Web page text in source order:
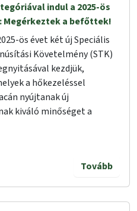
indul a 2025-ös
Megérkeztek a befőttek!
ös évet két új Speciális
Követelmény (STK)
kezdjük,
a hőkezeléssel
nyújtanak új
kiváló minőséget a
Tovább